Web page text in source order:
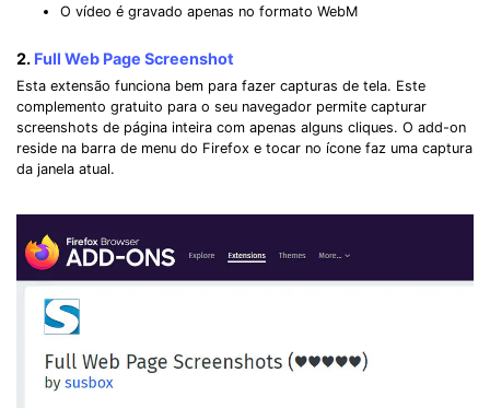
O vídeo é gravado apenas no formato WebM
2. Full Web Page Screenshot
Esta extensão funciona bem para fazer capturas de tela. Este
complemento gratuito para o seu navegador permite capturar
screenshots de página inteira com apenas alguns cliques. O add-on
reside na barra de menu do Firefox e tocar no ícone faz uma captura
da janela atual.